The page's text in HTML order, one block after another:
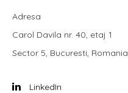
Adresa
Carol Davila nr. 40, etaj 1
Sector 5, Bucuresti, Romania
LinkedIn